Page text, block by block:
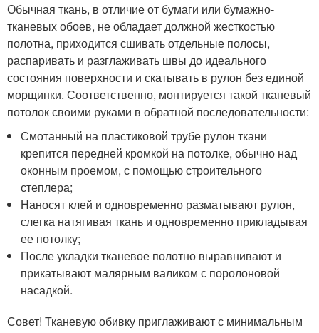
Обычная ткань, в отличие от бумаги или бумажно-
тканевых обоев, не обладает должной жесткостью
полотна, приходится сшивать отдельные полосы,
распаривать и разглаживать швы до идеального
состояния поверхности и скатывать в рулон без единой
морщинки. Соответственно, монтируется такой тканевый
потолок своими руками в обратной последовательности:
Смотанный на пластиковой трубе рулон ткани
крепится передней кромкой на потолке, обычно над
оконным проемом, с помощью строительного
степлера;
Наносят клей и одновременно разматывают рулон,
слегка натягивая ткань и одновременно прикладывая
ее потолку;
После укладки тканевое полотно выравнивают и
прикатывают малярным валиком с поролоновой
насадкой.
Совет! Тканевую обивку приглаживают с минимальным